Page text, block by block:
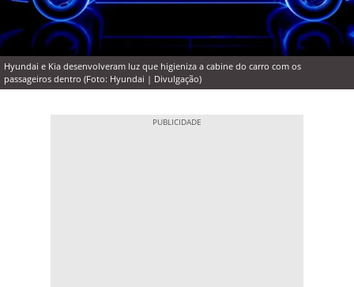
Hyundai e Kia desenvolveram luz que higieniza a cabine do carro com os
passageiros dentro (Foto: Hyundai | Divulgação)